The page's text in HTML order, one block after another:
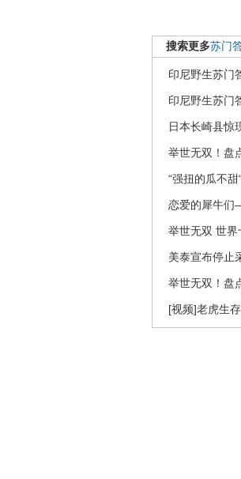
搜索更多苏门
印尼野生苏门
印尼野生苏门
日本长崎县惊
举世无双！盘
“强扭的瓜不
恋爱的犀牛们
举世无双 世界
美泰宣布停止
举世无双！盘
[视频]老虎生